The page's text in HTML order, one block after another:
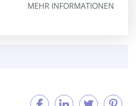
MEHR INFORMATIONEN